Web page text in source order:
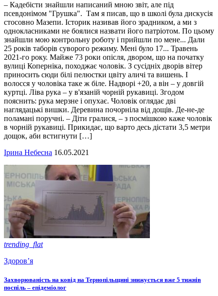
– Кадебісти знайшли написаний мною звіт, але під
псевдонімом "Грушка". Там я писав, що в школі була дискусія
стосовно Мазепи. Історик називав його зрадником, а ми з
однокласниками не боялися назвати його патріотом. По цьому
знайшли мою контрольну роботу і прийшли по мене... Дали
25 років таборів суворого режиму. Мені було 17... Травень
2021-го року. Майже 73 роки опісля, двором, що на початку
вулиці Коперніка, походжає чоловік. З сусідніх дворів вітер
приносить сюди білі пелюстки цвіту аличі та вишень. І
волосся у чоловіка таке ж біле. Надворі +20, а він – у довгій
куртці. Ліва рука – у в'язаній чорній рукавиці. Згодом
пояснить: рука мерзне і опухає. Чоловік оглядає дві
наглядацькі вишки. Деревина почорніла від дощів. Де-не-де
поламані поручні. – Діти гралися, – з посмішкою каже чоловік
в чорній рукавиці. Прикидає, що варто десь дістати 3,5 метри
дощок, аби встигнути […]
Ірина Небесна 16.05.2021
trending_flat
Здоров’я
Захворюваність на ковід на Тернопільщині знижується вже 5 тижнів
поспіль – епідеміолог